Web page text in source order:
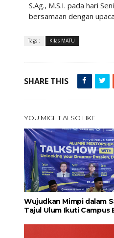
S.Ag., M.S.I. pada hari
bersamaan dengan
Tags : Kilas MATU
SHARE THIS
YOU MIGHT ALSO LIKE
Wujudkan Mimpi dalam
Tajul Ulum Ikuti Campus